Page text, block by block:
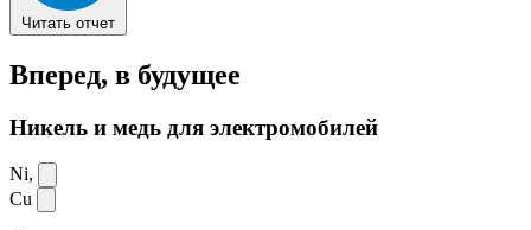
Читать отчет
Вперед, в будущее
Никель и медь для электромобилей
Ni,
Cu